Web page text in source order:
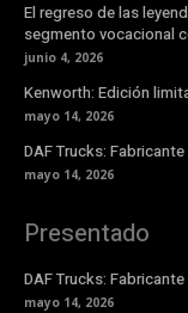
El regreso de las
segmento vocacional
junio 4, 2026
Kenworth: Edición
mayo 14, 2026
DAF Trucks:
mayo 14, 2026
Presentado
DAF Trucks:
mayo 14, 2026